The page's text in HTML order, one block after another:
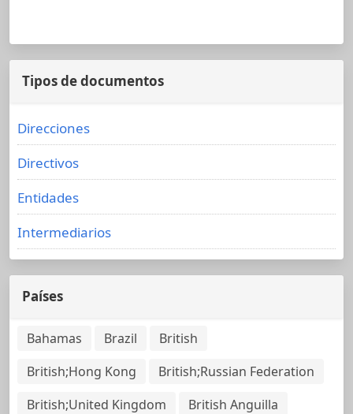
Tipos de documentos
Direcciones
Directivos
Entidades
Intermediarios
Países
Bahamas Brazil
British
British;Hong Kong
British;Russian Federation
British;United Kingdom
British Anguilla